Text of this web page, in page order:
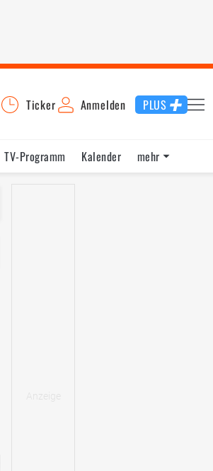
Ticker Anmelden PLUS
TV-Programm
Kalender
mehr